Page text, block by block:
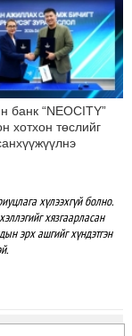
банк “NEOCITY”
хотхон төслийг
хүлээхгүй болно.
хязгаарласан
эрх ашгийг хүндэтгэн